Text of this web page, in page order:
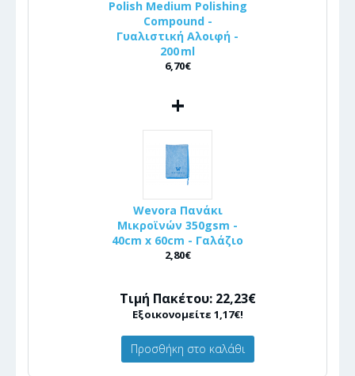
Polish Medium Polishing
Compound -
Γυαλιστική Αλοιφή -
200 ml
6,70€
+
Wevora Πανάκι
Μικροϊνών 350gsm -
40cm x 60cm - Γαλάζιο
2,80€
Τιμή Πακέτου: 22,23€
Εξοικονομείτε 1,17€!
Προσθήκη στο καλάθι